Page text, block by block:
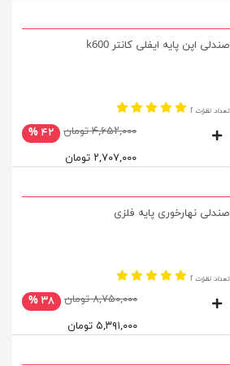
صندلی اپن پایه ایفلی کانتر k600
تعداد نظرات 1
۴,۶۵۲,۰۰۰ تومان
۴۲ %
۲,۷۰۷,۰۰۰ تومان
صندلی نهارخوری پایه فلزی
تعداد نظرات 1
۸,۷۵۰,۰۰۰ تومان
۳۸ %
۵,۳۹۱,۰۰۰ تومان